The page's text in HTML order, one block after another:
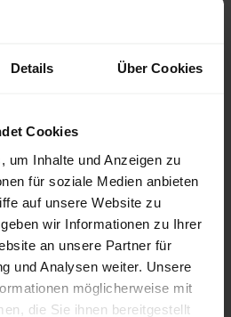
Details Über Cookies
Cookies
um Inhalte und Anzeigen zu
für soziale Medien anbieten
auf unsere Website zu
wir Informationen zu Ihrer
an unsere Partner für
und Analysen weiter. Unsere
möglicherweise mit
die Sie ihnen bereitgestellt